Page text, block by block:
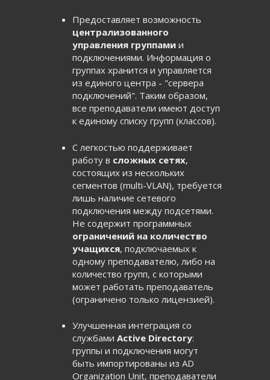
Предоставляет возможность
централизованного
управления группами и
подключениями. Информация о
группах хранится и управляется
из единого центра - "сервера
подключений". Таким образом,
все преподаватели имеют доступ
к единому списку групп (классов).
С легкостью поддерживает
работу в сложных сетях,
состоящих из нескольких
сегментов (multi-VLAN), требуется
лишь наличие сетевого
подключения между подсетями.
Не содержит программных
ограничений на количество
учащихся, подключаемых к
одному преподавателю, либо на
количество групп, с которыми
может работать преподаватель
(ограничено только лицензией).
Улучшенная интеграция со
службами Active Directory:
группы и подключения могут
быть импортированы из AD
Organization Unit, преподаватели